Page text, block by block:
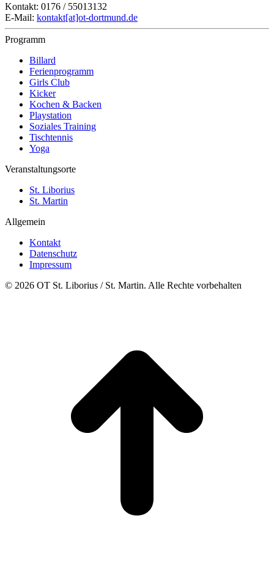
Kontakt: 0176 / 55013132
E-Mail: kontakt[at]ot-dortmund.de
Programm
Billard
Ferienprogramm
Girls Club
Kicker
Kochen & Backen
Playstation
Soziales Training
Tischtennis
Yoga
Veranstaltungsorte
St. Liborius
St. Martin
Allgemein
Kontakt
Datenschutz
Impressum
© 2026 OT St. Liborius / St. Martin. Alle Rechte vorbehalten